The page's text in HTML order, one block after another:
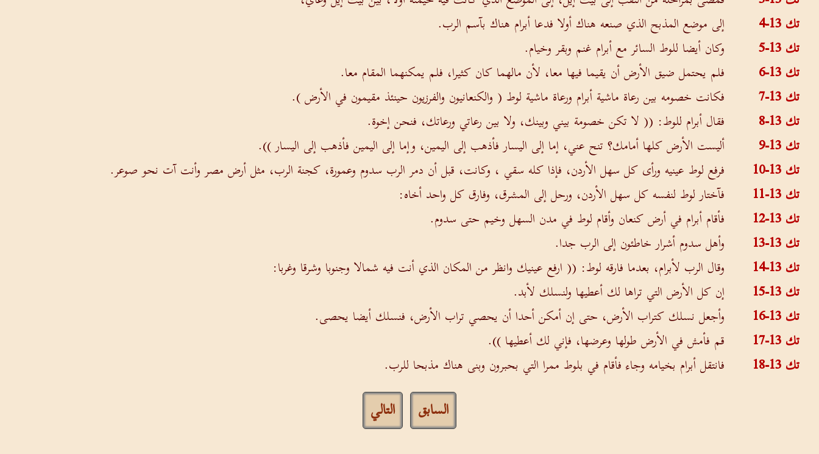
تك 13-4
إلى موضع المذبح الذي صنعه هناك أولا فدعا أبرام هناك بآسم الرب.
تك 13-5
وكان أيضا للوط السائر مع أبرام غنم وبقر وخيام.
تك 13-6
فلم يحتمل ضيق الأرض أن يقيما فيها معا، لأن مالهما كان كثيرا، فلم يمكنهما المقام معا.
تك 13-7
فكانت خصومه بين رعاة ماشية أبرام ورعاة ماشية لوط ( والكنعانيون والفرزيون حينئذ مقيمون في الأرض ).
تك 13-8
فقال أبرام للوط: (( لا تكن خصومة بيني وبينك، ولا بين رعاتي ورعاتك، فنحن إخوة.
تك 13-9
أليست الأرض كلها أمامك؟ تنح عني، إما إلى اليسار فأذهب إلى اليمين، وإما إلى اليمين فأذهب إلى اليسار )).
تك 13-10
فرفع لوط عينيه ورأى كل سهل الأردن، فإذا كله سقي ، وكانت، قبل أن دمر الرب سدوم وعمورة، كجنة الرب، مثل أرض مصر وأنت آت نحو صوعر.
تك 13-11
فآختار لوط لنفسه كل سهل الأردن، ورحل إلى المشرق، وفارق كل واحد أخاه:
تك 13-12
فأقام أبرام في أرض كنعان وأقام لوط في مدن السهل وخيم حتى سدوم.
تك 13-13
وأهل سدوم أشرار خاطئون إلى الرب جدا.
تك 13-14
وقال الرب لأبرام، بعدما فارقه لوط: (( ارفع عينيك وانظر من المكان الذي أنت فيه شمالا وجنوبا وشرقا وغربا:
تك 13-15
إن كل الأرض التي تراها لك أعطيها ولنسلك لأبد.
تك 13-16
وأجعل نسلك كتراب الأرض، حتى إن أمكن أحدا أن يحصي تراب الأرض، فنسلك أيضا يحصى.
تك 13-17
قم فأمش في الأرض طولها وعرضها، فإني لك أعطيها )).
تك 13-18
فانتقل أبرام بخيامه وجاء فأقام في بلوط ممرا التي بحبرون وبنى هناك مذبحا للرب.
السابق التالي